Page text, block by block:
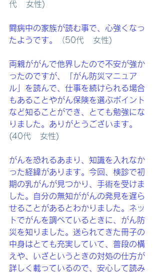
代   女性)
闘病中の家族が読む事で、心強くなっ
たようです。
（50代   女性)
両親ががんで他界したので不安が強か
ったのですが、「がん防災マニュア
ル」を読んで、仕事を続けられる場合
もあることやがん保険を選ぶポイント
など知ることができ、とても勉強にな
りました。ありがとうございます。
(40代   女性)
がんを恐れるあまり、知識を入れなか
った経緯があります。今回、検診で初
期の乳がんが見つかり、手術を受けま
した。自分の無知ががんの発見を遅ら
せることがあるとわかりました。ネッ
トでがんを調べているときに、がん防
災を知りました。送られてきた冊子の
中身はとても充実していて、普段の構
えや、いざというときの対処の仕方が
詳しく載っているので、安心して読み